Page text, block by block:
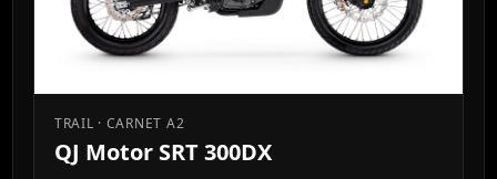
TRAIL · CARNET A2
QJ Motor SRT 300DX